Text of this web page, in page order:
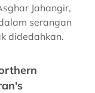
Jahangir,
serangan
didedahkan.